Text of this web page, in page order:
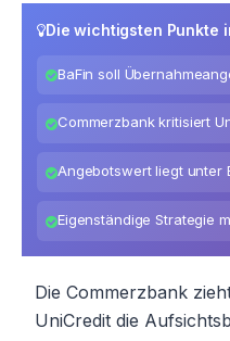
Die wichtigsten Punkte
BaFin soll
Commerzbank kritisiert
Angebotswert liegt unter
Eigenständige Strategie
Die Commerzbank
UniCredit die